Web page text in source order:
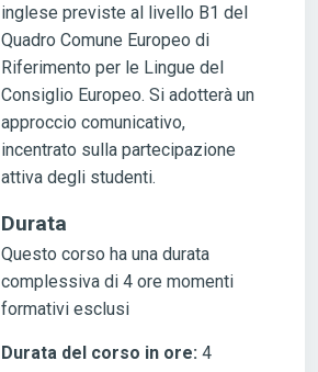
inglese previste al livello B1 del
Quadro Comune Europeo di
Riferimento per le Lingue del
Consiglio Europeo. Si adotterà un
approccio comunicativo,
incentrato sulla partecipazione
attiva degli studenti.
Durata
Questo corso ha una durata
complessiva di 4 ore momenti
formativi esclusi
Durata del corso in ore: 4